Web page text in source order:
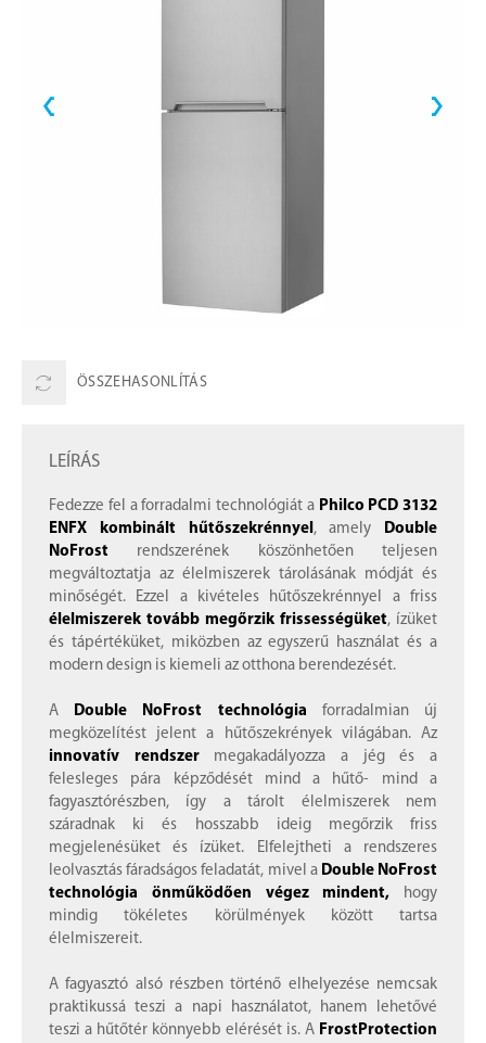
ÖSSZEHASONLÍTÁS
LEÍRÁS
Fedezze fel a forradalmi technológiát a Philco PCD 3132
ENFX kombinált hűtőszekrénnyel , amely
Double
NoFrost rendszerének köszönhetően teljesen
megváltoztatja az élelmiszerek tárolásának módját és
minőségét. Ezzel a kivételes hűtőszekrénnyel a friss
élelmiszerek tovább megőrzik frissességüket, ízüket
és tápértéküket, miközben az egyszerű használat és a
modern design is kiemeli az otthona berendezését.
A Double NoFrost technológia forradalmian új
megközelítést jelent a hűtőszekrények világában. Az
innovatív rendszermegakadályozza a jég és a
felesleges pára képződését mind a hűtő- mind a
fagyasztórészben, így a tárolt élelmiszerek nem
száradnak ki és hosszabb ideig megőrzik friss
megjelenésüket és ízüket. Elfelejtheti a rendszeres
leolvasztás fáradságos feladatát, mivel a Double NoFrost
technológia önműködően végez mindent, hogy
mindig tökéletes körülmények között tartsa
élelmiszereit.
A fagyasztó alsó részben történő elhelyezése nemcsak
praktikussá teszi a napi használatot, hanem lehetővé
teszi a hűtőtér könnyebb elérését is. A FrostProtection